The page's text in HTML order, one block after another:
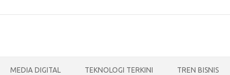
MEDIA DIGITAL TEKNOLOGI TERKINI TREN BISNIS